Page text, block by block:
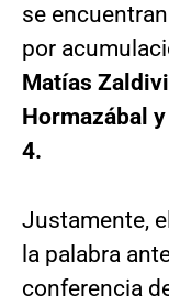
se
por
Matías
Hormazábal
4.
Justamente,
la palabra
conferencia